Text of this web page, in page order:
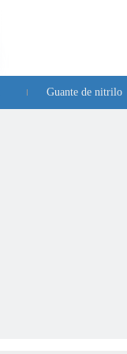
Guante de nitrilo